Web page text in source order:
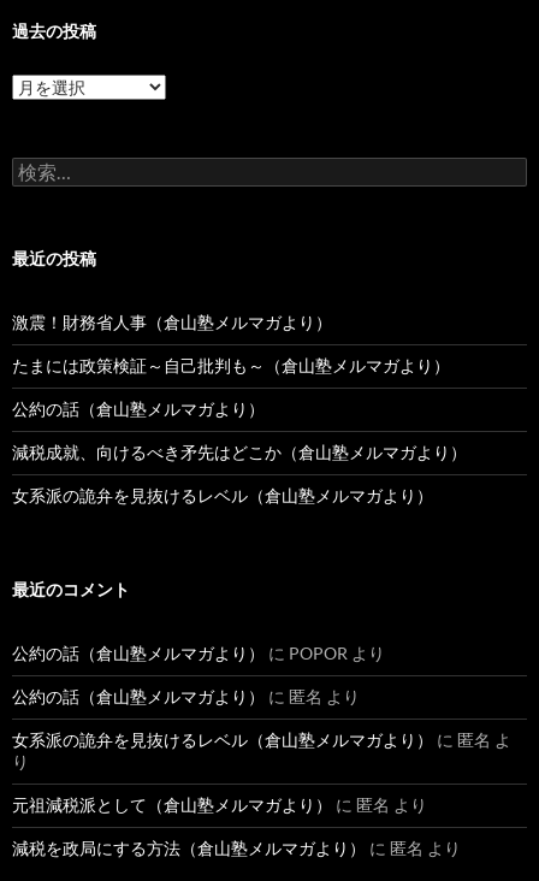
過去の投稿
過
去
稿
検
索:
最近の投稿
激震！財務省人事（倉山塾メルマガより）
たまには政策検証～自己批判も～（倉山塾メルマガより）
公約の話（倉山塾メルマガより）
減税成就、向けるべき矛先はどこか（倉山塾メルマガより）
女系派の詭弁を見抜けるレベル（倉山塾メルマガより）
最近のコメント
公約の話（倉山塾メルマガより） に POPOR より
公約の話（倉山塾メルマガより） に 匿名 より
女系派の詭弁を見抜けるレベル（倉山塾メルマガより） に 匿名 よ
り
元祖減税派として（倉山塾メルマガより） に 匿名 より
減税を政局にする方法（倉山塾メルマガより） に 匿名 より